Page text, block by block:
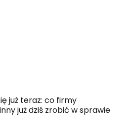
już teraz: co firmy
już dziś zrobić w sprawie